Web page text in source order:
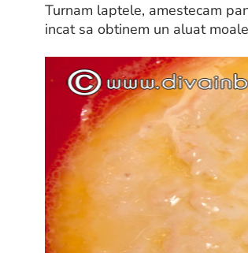
Turnam laptele, amestecam
incat sa obtinem un aluat